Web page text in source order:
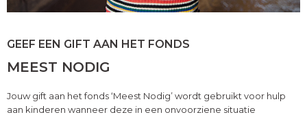
GEEF EEN GIFT AAN HET FONDS
MEEST NODIG
Jouw gift aan het fonds ‘Meest Nodig’ wordt gebruikt voor hulp
aan kinderen wanneer deze in een onvoorziene situatie